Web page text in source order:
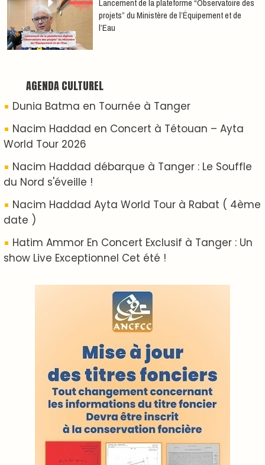
ABOUT US
A propos de L'ODJ
VOS CONTRIBUTIONS
Proposer votre article
LODJ VIDÉO
L'ODJ LIVE TV
LODJ AUDIO